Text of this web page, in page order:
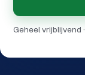
Geheel vrijblijvend